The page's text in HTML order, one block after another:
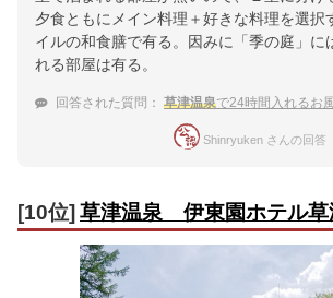
夕食ともにメイン料理＋好きな料理を選択
イルの和食膳で有る。因みに「季の庭」に
れる部屋は有る。
回答された質問： 草津温泉で24時間入れるお風呂があ
Shinryuken さんの回答
[10位]草津温泉 伊東園ホテル草